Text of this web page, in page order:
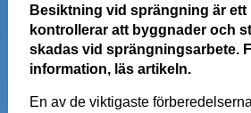
Besiktning vid sprängning är ett
kontrollerar att byggnader och
skadas vid sprängningsarbete.
information, läs artikeln.
En av de viktigaste